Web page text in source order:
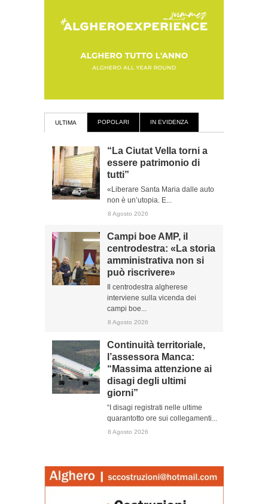
ULTIMA POPOLARI IN EVIDENZA
“La Ciutat Vella torni a
essere patrimonio di
tutti”
«Liberare Santa Maria dalle auto
non è un’utopia. E...
8 Agosto 2026
Campi boe AMP, il
centrodestra: «La storia
amministrativa non si
può riscrivere»
Il centrodestra algherese
interviene sulla vicenda dei
campi boe...
8 Agosto 2026
Continuità territoriale,
l’assessora Manca:
“Massima attenzione ai
disagi degli ultimi
giorni”
“I disagi registrati nelle ultime
quarantotto ore sui collegamenti...
8 Agosto 2026